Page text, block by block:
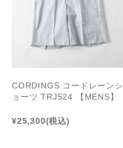
CORDINGS コードレーンシ
ョーツ TRJ524 【MENS】
¥25,300(税込)